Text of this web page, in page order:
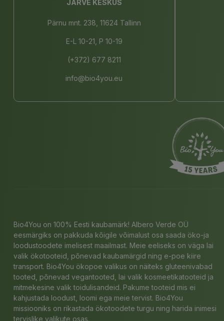
JÄRVE KESKUS
Pärnu mnt. 238, 11624 Tallinn
E-L 10-21, P 10-19
(+372) 677 8211
info@bio4you.eu
Bio4You on 100% Eesti kaubamärk! Albero Verde OÜ
eesmärgiks on pakkuda kõigile võimalust osa saada öko-ja
loodustoodete imelisest maailmast. Meie eeliseks on väga lai
valik ökotooteid, põnevad kaubamärgid ning e-poe kiire
transport. Bio4You ökopoe valikus on näiteks gluteenivabad
tooted, põnevad vegantooted, lai valik kosmeetikatooteid ja
mitmekesine valik toidulisandeid. Pakume tooteid mis ei
kahjustada loodust, loomi ega meie tervist. Bio4You
missiooniks on rikastada ökotoodete turgu ning harida inimesi
tervislike valikute osas.